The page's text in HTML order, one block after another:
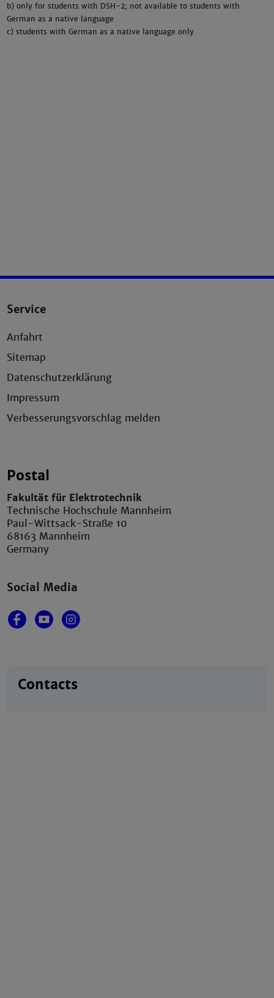
b) only for students with DSH-2; not available to students with
German as a native language
c) students with German as a native language only
Service
Anfahrt
Sitemap
Datenschutzerklärung
Impressum
Verbesserungsvorschlag melden
Postal
Fakultät für Elektrotechnik
Technische Hochschule Mannheim
Paul-Wittsack-Straße 10
68163 Mannheim
Germany
Social Media
Contacts